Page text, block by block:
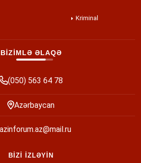
Kriminal
BİZİMLƏ ƏLAQƏ
(050) 563 64 78
Azərbaycan
azinforum.az@mail.ru
BİZİ İZLƏYİN